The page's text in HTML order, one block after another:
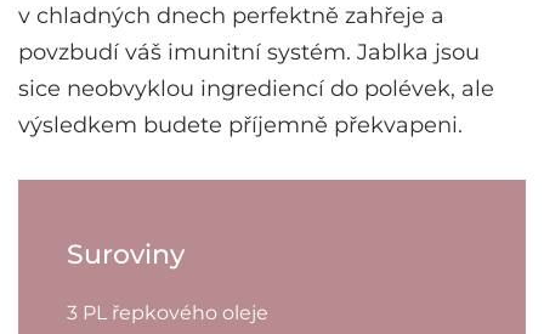
v chladných dnech perfektně zahřeje a
povzbudí váš imunitní systém. Jablka jsou
sice neobvyklou ingrediencí do polévek, ale
výsledkem budete příjemně překvapeni.
Suroviny
3 PL řepkového oleje